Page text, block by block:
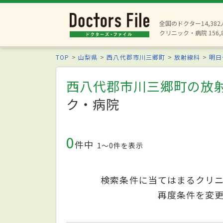
全国のドクター14,382
クリニック・病院
TOP 山梨県 西八代郡市川三郷町 放射線科 明
西八代郡市川三郷町の放
ク・病院
0件中 1〜0件を表示
検索条件に当てはまるクリ
再度条件を変